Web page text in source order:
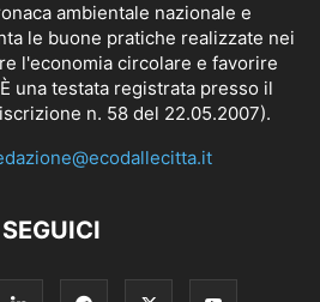
ambientale nazionale e
le buone pratiche realizzate nei
l'economia circolare e favorire
una testata registrata presso il
n. 58 del 22.05.2007).
SEGUICI